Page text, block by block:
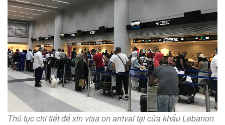
Thủ tục chi tiết để xin visa on arrival tại cửa khẩu Lebanon